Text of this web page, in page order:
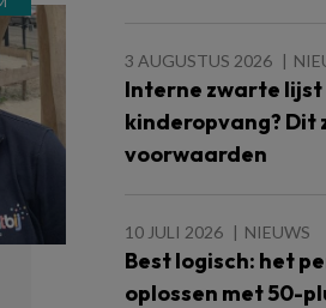
3 AUGUSTUS 2026
Interne zwarte lijst
kinderopvang? Dit
voorwaarden
10 JULI 2026 NIEUWS
Best logisch: het
oplossen met 50-